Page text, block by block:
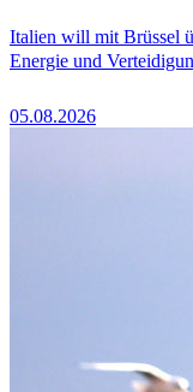
Italien will mit Brüssel
Energie und
05.08.2026